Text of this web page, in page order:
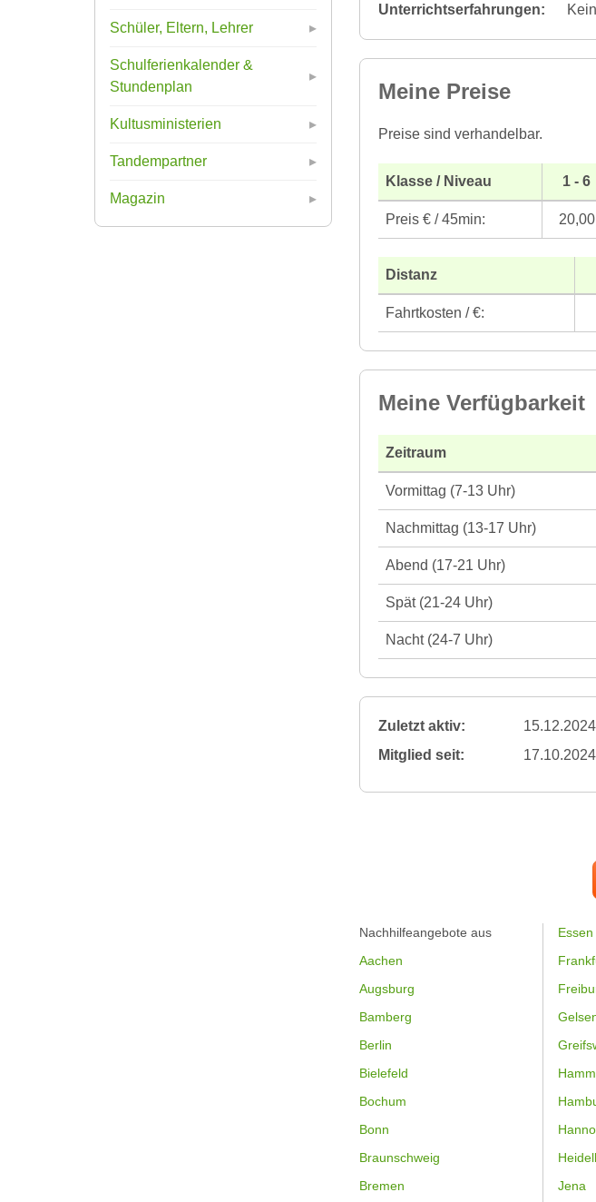
Schüler, Eltern, Lehrer
Schulferienkalender &
Stundenplan
Kultusministerien
Tandempartner
Magazin
Unterrichtserfahrungen:
Meine Preise
Preise sind verhandelbar.
Klasse / Niveau 1 - 6
Preis € / 45min: 20,00
Distanz
Fahrtkosten / €:
Meine Verfügbarkeit
Zeitraum
Vormittag (7-13 Uhr)
Nachmittag (13-17 Uhr)
Abend (17-21 Uhr)
Spät (21-24 Uhr)
Nacht (24-7 Uhr)
Zuletzt aktiv:
Mitglied seit:
17.10.2024
Nachhilfeangebote aus
Aachen
Augsburg
Bamberg
Berlin
Bielefeld
Bochum
Bonn
Braunschweig
Bremen
Essen
Hamm
Jena